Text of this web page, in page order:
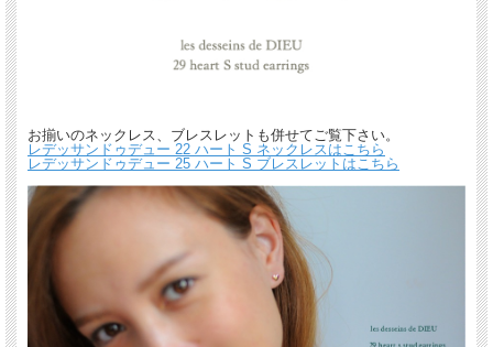
お揃いのネックレス、ブレスレットも併せてご覧下さい。
レデッサンドゥデュー 22 ハート S ネックレスはこちら
レデッサンドゥデュー 25 ハート S ブレスレットはこちら